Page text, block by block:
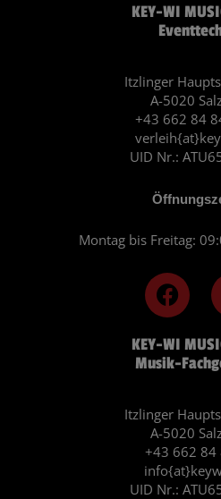
KEY-WI
Musik-
Itzlinger
A-5020
+43 662 84
UID Nr.:
F
a
c
e
b
o
k
KEY-WI
Itzlinger
A-5020
+43 662 84
UID Nr.:
Montag bis Freitag: